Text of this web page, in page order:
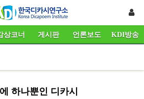
상코너 게시판 언론보도 KDI방송
하나뿐인 디카시